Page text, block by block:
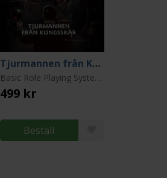
Tjurmannen från Kungsskär
Basic Role Playing System: Call of Cthulhu: Sverige
499 kr
Beställ